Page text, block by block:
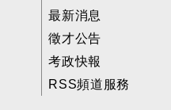
最新消息
徵才公告
考政快報
RSS頻道服務